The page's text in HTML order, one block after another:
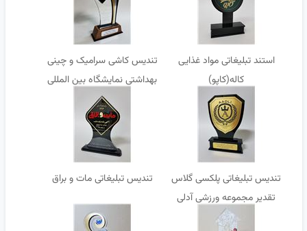
استند تبلیغاتی مواد غذایی
کاله(کاپو)
تندیس کاشی سرامیک و چینی
بهداشتی نمایشگاه بین المللی
تهران
تندیس تبلیغاتی پلکسی گلاس
تقدیر مجموعه ورزشی آدلی
تندیس تبلیغاتی مات و براق